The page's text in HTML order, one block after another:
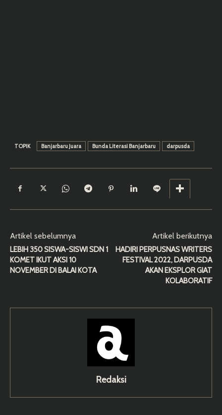
TOPIK Banjarbaru Juara Bunda Literasi Banjarbaru darpusda
Artikel sebelumnya
LEBIH 350 SISWA-SISWI SDN 1
KOMET IKUT AKSI 10
NOVEMBER DI BALAI KOTA
Artikel berikutnya
HADIRI PERPUSNAS WRITERS
FESTIVAL 2022, DARPUSDA
AKAN EKSPLOR GIAT
KOLABORATIF
Redaksi